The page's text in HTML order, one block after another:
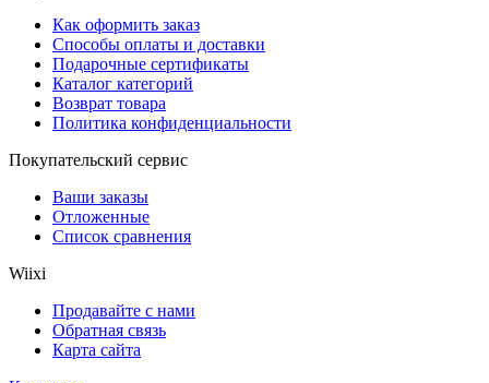
Как оформить заказ
Способы оплаты и доставки
Подарочные сертификаты
Каталог категорий
Возврат товара
Политика конфиденциальности
Покупательский сервис
Ваши заказы
Отложенные
Список сравнения
Wiixi
Продавайте с нами
Обратная связь
Карта сайта